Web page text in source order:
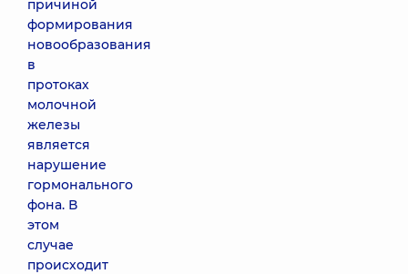
причиной
формирования
новообразования
в
протоках
молочной
железы
является
нарушение
гормонального
фона. В
этом
случае
происходит